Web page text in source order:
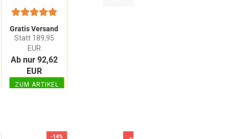
Gratis Versand
Statt 189,95
EUR
Ab nur 92,62
EUR
ZUM ARTIKEL
-14%